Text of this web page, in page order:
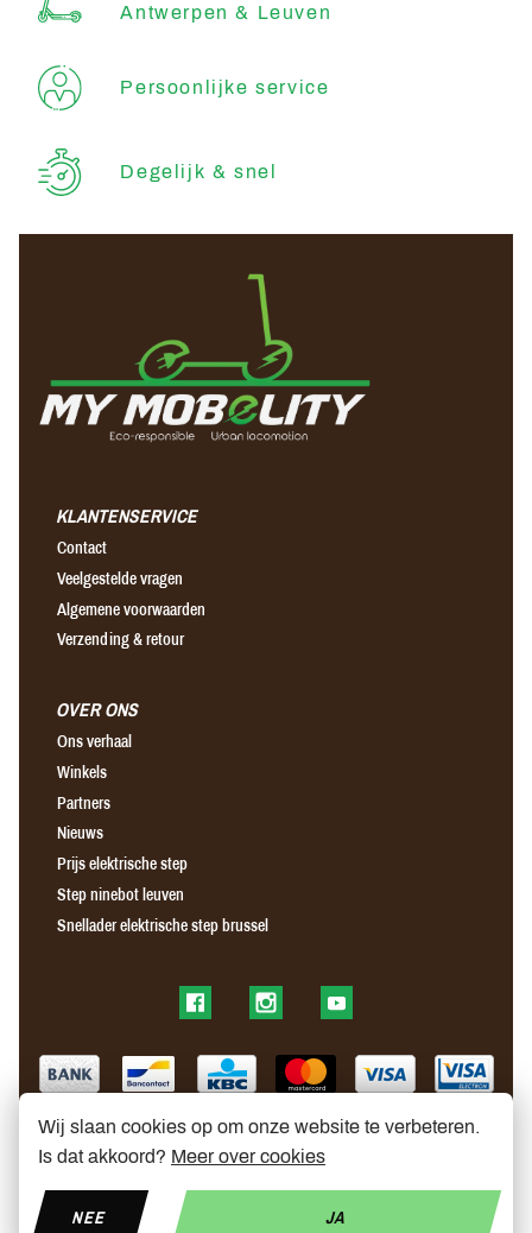
Antwerpen & Leuven
Persoonlijke service
Degelijk & snel
KLANTENSERVICE
Contact
Veelgestelde vragen
Algemene voorwaarden
Verzending & retour
OVER ONS
Ons verhaal
Winkels
Partners
Nieuws
Prijs elektrische step
Step ninebot leuven
Snellader elektrische step brussel
Find us on FacebookFind us on InstagramFind us on YouTube
Wij slaan cookies op om onze website te verbeteren.
Is dat akkoord? Meer over cookies
NEE JA